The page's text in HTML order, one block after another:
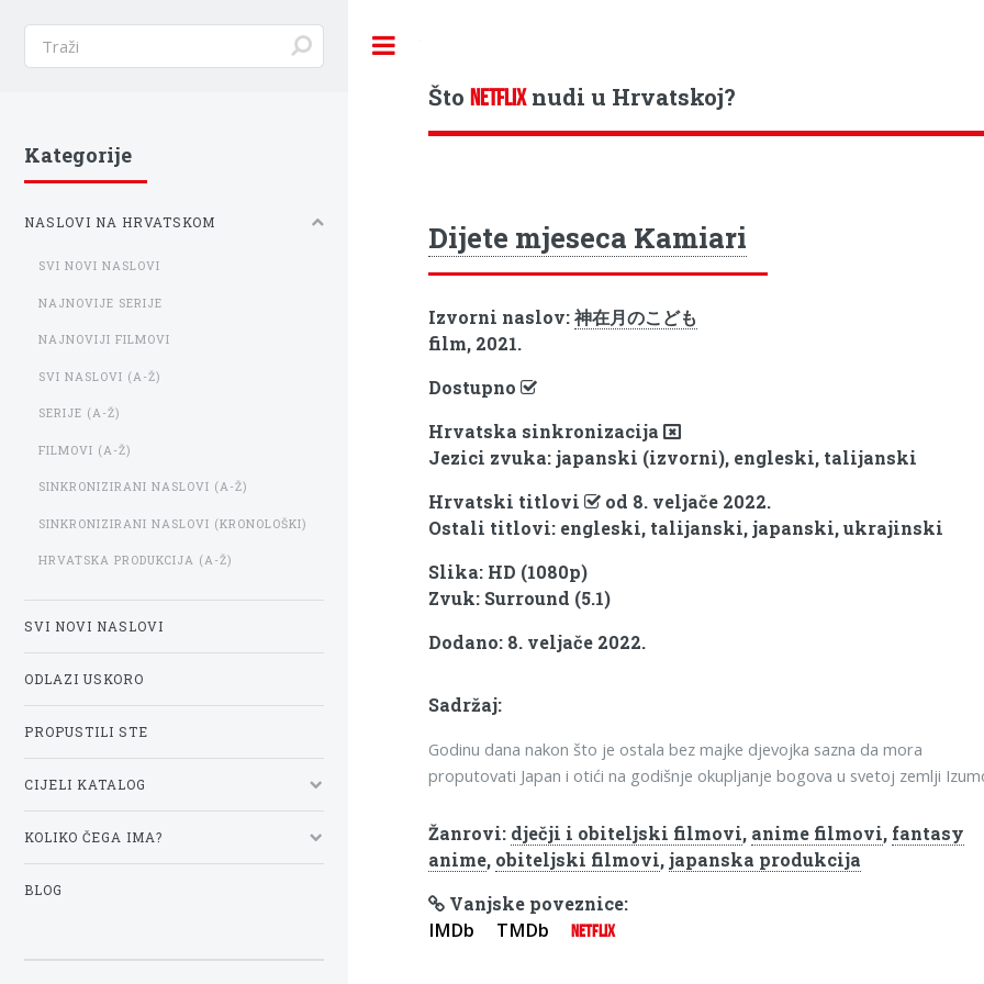
ŠtoNETFLIXnudi u Hrvatskoj?
Dijete mjeseca Kamiari
Izvorni naslov:神在月のこども
film, 2021.
Dostupno
Hrvatska sinkronizacija
Jezici zvuka: japanski (izvorni), engleski, talijanski
Hrvatski titlovi
od 8. veljače 2022.
Ostali titlovi: engleski, talijanski, japanski, ukrajinski
Slika: HD (1080p)
Zvuk: Surround (5.1)
Dodano: 8. veljače 2022.
Sadržaj:
Godinu dana nakon što je ostala bez majke djevojka sazna da mora
proputovati Japan i otići na godišnje okupljanje bogova u svetoj zemlji
Žanrovi: dječji i obiteljski filmovi, anime filmovi, fantasy
anime, obiteljski filmovi,japanska produkcija
Vanjske poveznice:
IMDb TMDb NETFLIX
Kategorije
NASLOVI NA HRVATSKOM
SVI NOVI NASLOVI
NAJNOVIJE SERIJE
NAJNOVIJI FILMOVI
SVI NASLOVI (A-Ž)
SERIJE (A-Ž)
FILMOVI (A-Ž)
SINKRONIZIRANI NASLOVI (A-Ž)
SINKRONIZIRANI NASLOVI (KRONOLOŠKI)
HRVATSKA PRODUKCIJA (A-Ž)
SVI NOVI NASLOVI
ODLAZI USKORO
PROPUSTILI STE
CIJELI KATALOG
KOLIKO ČEGA IMA?
BLOG
Toggle